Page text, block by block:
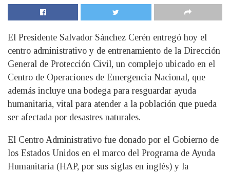
El Presidente Salvador Sánchez Cerén entregó hoy el
centro administrativo y de entrenamiento de la Dirección
General de Protección Civil, un complejo ubicado en el
Centro de Operaciones de Emergencia Nacional, que
además incluye una bodega para resguardar ayuda
humanitaria, vital para atender a la población que pueda
ser afectada por desastres naturales.
El Centro Administrativo fue donado por el Gobierno de
los Estados Unidos en el marco del Programa de Ayuda
Humanitaria (HAP, por sus siglas en inglés) y la